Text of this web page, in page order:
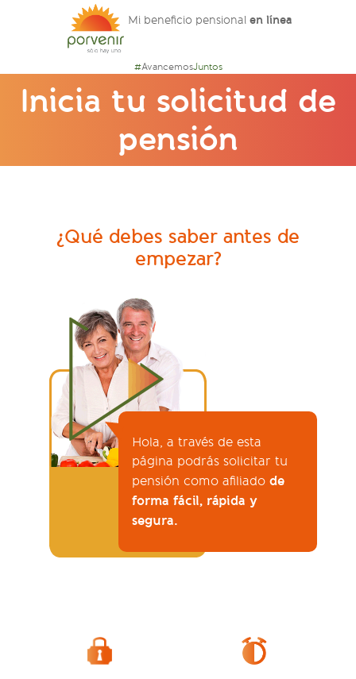
Mi beneficio pensional en línea
#AvancemosJuntos
Inicia tu solicitud de
pensión
¿Qué debes saber antes de
empezar?
Hola, a través de esta
página podrás solicitar tu
pensión como afiliadode
forma fácil, rápida y
segura.